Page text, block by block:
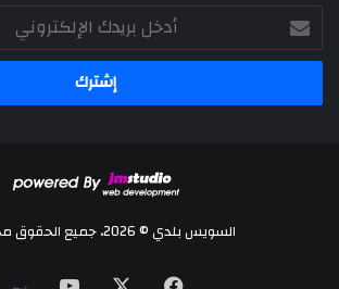
أدخل
بريدك
الإلكتروني
السويس بلدي © 2026، جميع الحقوق محفوظة